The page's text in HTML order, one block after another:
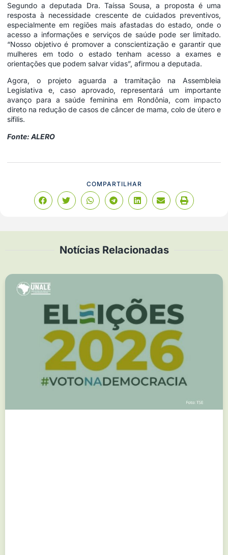
Segundo a deputada Dra. Taíssa Sousa, a proposta é uma
resposta à necessidade crescente de cuidados preventivos,
especialmente em regiões mais afastadas do estado, onde o
acesso a informações e serviços de saúde pode ser limitado.
“Nosso objetivo é promover a conscientização e garantir que
mulheres em todo o estado tenham acesso a exames e
orientações que podem salvar vidas”, afirmou a deputada.
Agora, o projeto aguarda a tramitação na Assembleia
Legislativa e, caso aprovado, representará um importante
avanço para a saúde feminina em Rondônia, com impacto
direto na redução de casos de câncer de mama, colo de útero e
sífilis.
Fonte: ALERO
COMPARTILHAR
Notícias Relacionadas